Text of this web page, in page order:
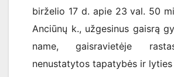
birželio 17 d. apie 23 val. 50
Anciūnų k., užgesinus gaisrą
name, gaisravietėje
nenustatytos tapatybės ir lyties